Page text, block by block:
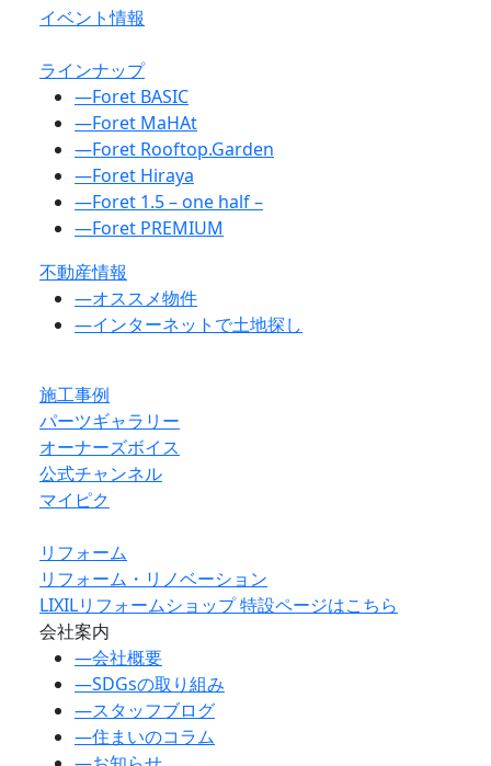
イベント情報
ラインナップ
―Foret BASIC
―Foret MaHAt
―Foret Rooftop.Garden
―Foret Hiraya
―Foret 1.5 – one half –
―Foret PREMIUM
不動産情報
―オススメ物件
―インターネットで土地探し
施工事例
パーツギャラリー
オーナーズボイス
公式チャンネル
マイピク
リフォーム
リフォーム・リノベーション
LIXILリフォームショップ 特設ページはこちら
会社案内
―会社概要
―SDGsの取り組み
―スタッフブログ
―住まいのコラム